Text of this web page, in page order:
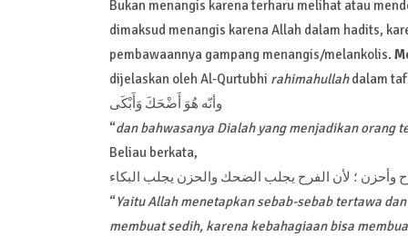
Bukan menangis karena terharu melihat atau
dimaksud menangis karena Allah dalam hadits,
pembawaannya gampang menangis/melankolis.
dijelaskan oleh Al-Qurtubhi rahimahullahdalam
وأنّه هُوَ أَضْحَكَ وَأَبْكَى
“dan bahwasanya Dialah yang menjadikan orang
Beliau berkata,
؛ لأن الفرح يجلب الضحك والحزن يجلب البكاء
“Yaitu Allah menetapkan sebab-sebab tertawa
membuat sedih, karena kebahagiaan bisa